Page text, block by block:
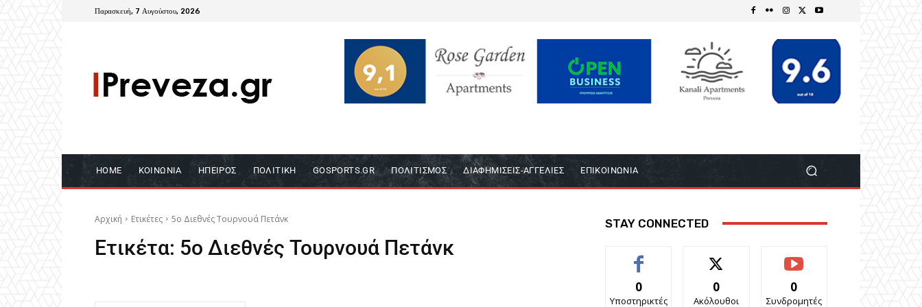
Παρασκευή, 7 Αυγούστου, 2026
HOME ΚΟΙΝΩΝΊΑ ΉΠΕΙΡΟΣ ΠΟΛΙΤΙΚΉ GOSPORTS.GR ΠΟΛΙΤΙΣΜΌΣ ΔΙΑΦΗΜΊΣΕΙΣ-ΑΓΓΕΛΊΕΣ ΕΠΙΚΟΙΝΩΝΙΑ
Αρχική Ετικέτες 5ο Διεθνές Τουρνουά Πετάνκ
Ετικέτα: 5ο Διεθνές Τουρνουά Πετάνκ
STAY CONNECTED
0
Υποστηρικτές
0
Ακόλουθοι
0
Συνδρομητές